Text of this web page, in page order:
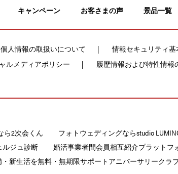
キャンペーン お客さまの声 景品一覧
個人情報の取扱いについて 情報セキュリティ
ルメディアポリシー 履歴情報および特性情報
ら2次会くん フォトウェディングならstudio
ルジュ診断
婚活事業者間会員相互紹介プラットフ
新生活を無料・無期限サポートアニバーサリークラ